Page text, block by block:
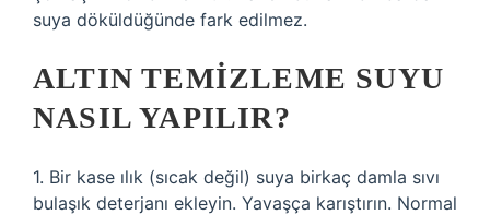
suya döküldüğünde fark edilmez.
ALTIN TEMIZLEME SUYU
NASIL YAPILIR?
1. Bir kase ılık (sıcak değil) suya birkaç damla sıvı
bulaşık deterjanı ekleyin. Yavaşça karıştırın. Normal